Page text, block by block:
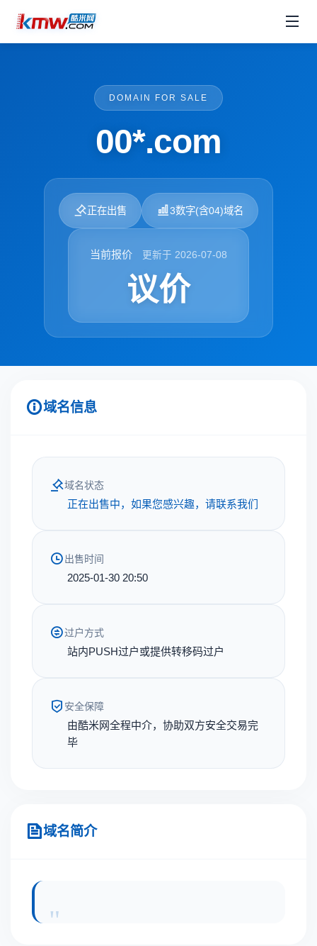
DOMAIN FOR SALE
00*.com
正在出售 3数字(含04)域名
当前报价 更新于 2026-07-08
议价
域名信息
域名状态
正在出售中，如果您感兴趣，请联系我们
出售时间
2025-01-30 20:50
过户方式
站内PUSH过户或提供转移码过户
安全保障
由酷米网全程中介，协助双方安全交易完
毕
域名简介